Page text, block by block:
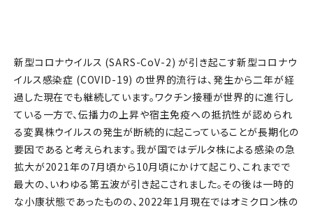
新型コロナウイルス (SARS-CoV-2) が引き起こす新型コロナウ
イルス感染症 (COVID-19) の世界的流行は、発生から二年が経
過した現在でも継続しています。ワクチン接種が世界的に進行し
ている一方で、伝播力の上昇や宿主免疫への抵抗性が認められ
る変異株ウイルスの発生が断続的に起こっていることが長期化の
要因であると考えられます。我が国ではデルタ株による感染の急
拡大が2021年の7月頃から10月頃にかけて起こり、これまでで
最大の、いわゆる第五波が引き起こされました。その後は一時的
な小康状態であったものの、2022年1月現在ではオミクロン株の